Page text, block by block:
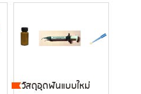
วัสดุอุดฟันแบบใหม่